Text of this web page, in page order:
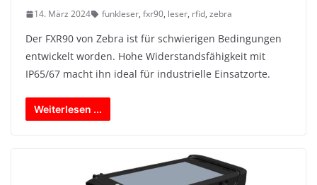
14. März 2024 funkleser, fxr90, leser, rfid, zebra
Der FXR90 von Zebra ist für schwierigen Bedingungen
entwickelt worden. Hohe Widerstandsfähigkeit mit
IP65/67 macht ihn ideal für industrielle Einsatzorte.
Weiterlesen ...